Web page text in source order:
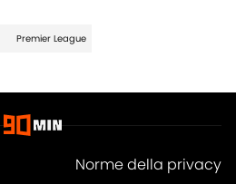
Premier League
Norme della privacy